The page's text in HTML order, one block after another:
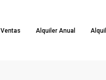
Ventas Alquiler Anual